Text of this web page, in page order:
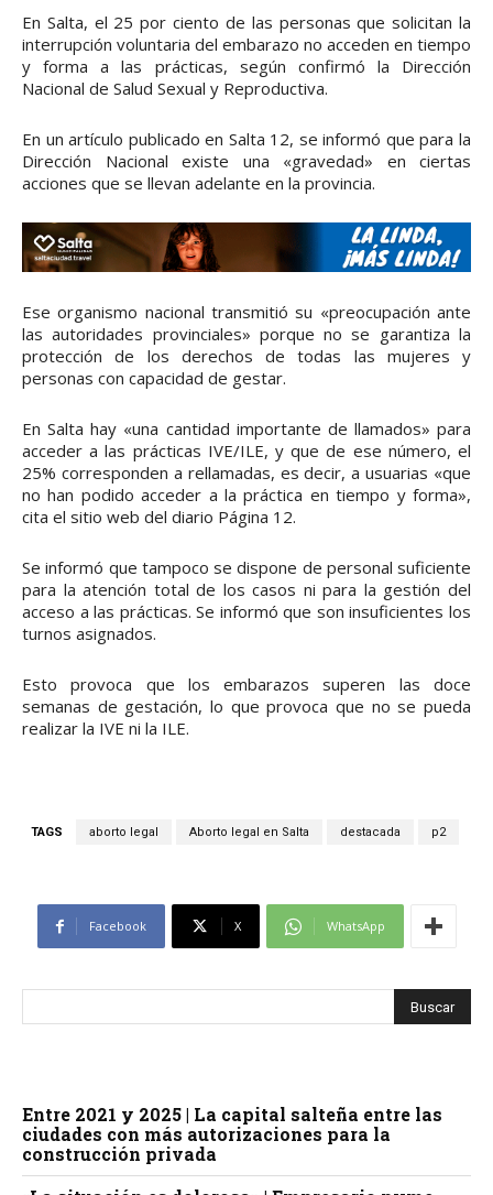
En Salta, el 25 por ciento de las personas que solicitan la
interrupción voluntaria del embarazo no acceden en tiempo
y forma a las prácticas, según confirmó la Dirección
Nacional de Salud Sexual y Reproductiva.
En un artículo publicado en Salta 12, se informó que para la
Dirección Nacional existe una «gravedad» en ciertas
acciones que se llevan adelante en la provincia.
Ese organismo nacional transmitió su «preocupación ante
las autoridades provinciales» porque no se garantiza la
protección de los derechos de todas las mujeres y
personas con capacidad de gestar.
En Salta hay «una cantidad importante de llamados» para
acceder a las prácticas IVE/ILE, y que de ese número, el
25% corresponden a rellamadas, es decir, a usuarias «que
no han podido acceder a la práctica en tiempo y forma»,
cita el sitio web del diario Página 12.
Se informó que tampoco se dispone de personal suficiente
para la atención total de los casos ni para la gestión del
acceso a las prácticas. Se informó que son insuficientes los
turnos asignados.
Esto provoca que los embarazos superen las doce
semanas de gestación, lo que provoca que no se pueda
realizar la IVE ni la ILE.
TAGS aborto legal Aborto legal en Salta destacada p2
Facebook X WhatsApp
Entre 2021 y 2025 | La capital salteña entre las
ciudades con más autorizaciones para la
construcción privada